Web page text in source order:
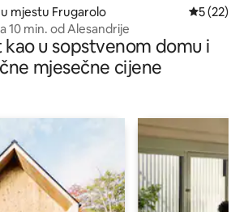
mjestu Frugarolo prosječna
5 (22)
10 min. od Alesandrije
u sopstvenom domu i
mjesečne cijene